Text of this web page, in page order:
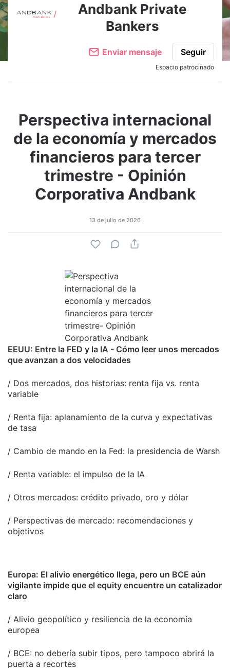
Andbank Private
Bankers
Enviar mensaje Seguir
Espacio patrocinado
Perspectiva internacional
de la economía y mercados
financieros para tercer
trimestre - Opinión
Corporativa Andbank
13 de julio de 2026
EEUU: Entre la FED y la IA - Cómo leer unos mercados
que avanzan a dos velocidades
/ Dos mercados, dos historias: renta fija vs. renta
variable
/ Renta fija: aplanamiento de la curva y expectativas
de tasa
/ Cambio de mando en la Fed: la presidencia de Warsh
/ Renta variable: el impulso de la IA
/ Otros mercados: crédito privado, oro y dólar
/ Perspectivas de mercado: recomendaciones y
objetivos
Europa: El alivio energético llega, pero un BCE aún
vigilante impide que el equity encuentre un catalizador
claro
/ Alivio geopolítico y resiliencia de la economía
europea
/ BCE: no debería subir tipos, pero tampoco abrirá la
puerta a recortes